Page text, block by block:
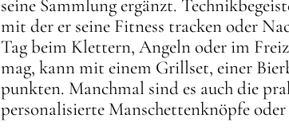
seine Sammlung ergänzt.
mit der er seine Fitness tracken oder
Tag beim Klettern, Angeln oder im
mag, kann mit einem Grillset, einer
punkten. Manchmal sind es auch die
personalisierte Manschettenknöpfe